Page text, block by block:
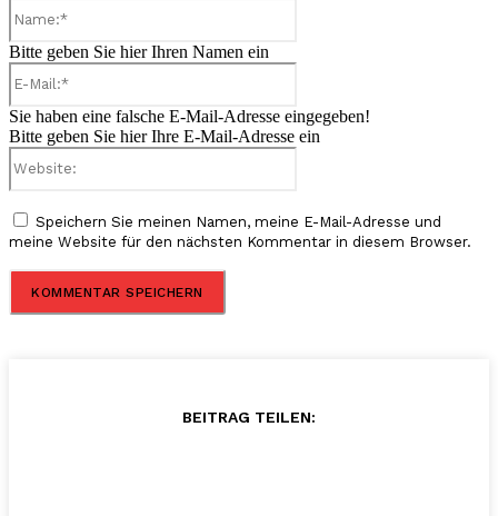
Bitte geben Sie hier Ihren Namen ein
Sie haben eine falsche E-Mail-Adresse eingegeben!
Bitte geben Sie hier Ihre E-Mail-Adresse ein
Speichern Sie meinen Namen, meine E-Mail-Adresse und
meine Website für den nächsten Kommentar in diesem Browser.
BEITRAG TEILEN: